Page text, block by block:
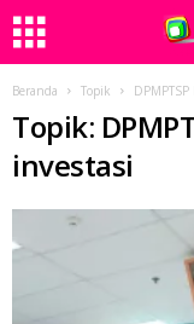
Beranda Topik
Topik:
investasi